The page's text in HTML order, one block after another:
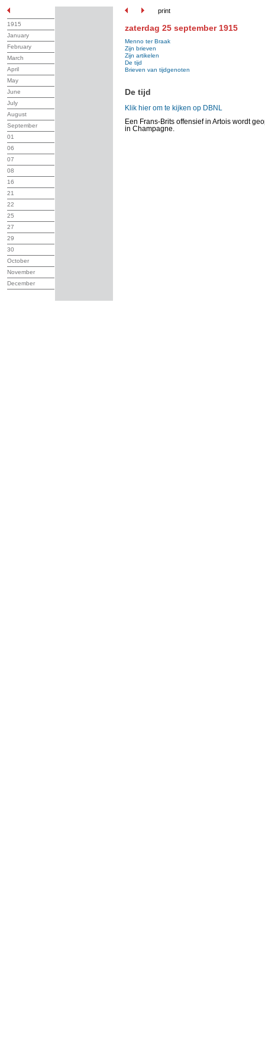
print
1915
January
February
March
April
May
June
July
August
September
01
06
07
08
16
21
22
25
27
29
30
October
November
December
zaterdag 25 september 1915
Menno ter Braak
Zijn brieven
Zijn artikelen
De tijd
Brieven van tijdgenoten
De tijd
Klik hier om te kijken op DBNL
Een Frans-Brits offensief in Artois wordt
in Champagne.